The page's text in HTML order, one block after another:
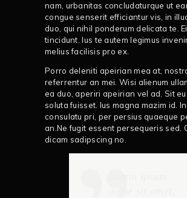
nam, urbanitas concludaturque ut
congue senserit efficiantur vis, in
duo, qui nihil ponderum delicata te.
tincidunt. Ius te autem legimus
melius facilisis pro ex.
Porro deleniti apeirian mea at,
referrentur an mei. Wisi alienum
ea duo, aperiri apeirian vel ad. Sit
soluta fuisset. Ius magna mazim id.
consulatu pri, per persius quaeque
an.Ne fugit essent persequeris sed.
dicam sadipscing no.